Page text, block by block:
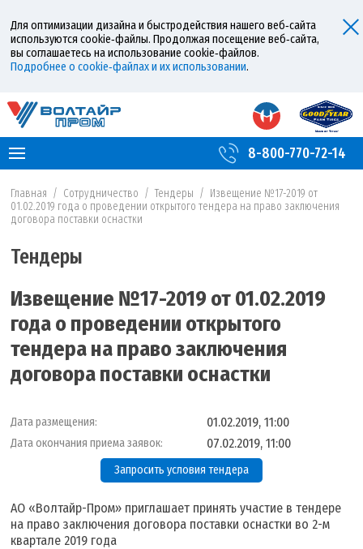
Для оптимизации дизайна и быстродействия нашего веб‑сайта
используются cookie‑файлы. Продолжая посещение веб‑сайта,
вы соглашаетесь на использование cookie‑файлов.
Подробнее о cookie‑файлах и их использовании.
8-800-770-72-14
Главная / Сотрудничество / Тендеры / Извещение №17-2019 от
01.02.2019 года о проведении открытого тендера на право заключения
договора поставки оснастки
Тендеры
Извещение №17-2019 от 01.02.2019
года о проведении открытого
тендера на право заключения
договора поставки оснастки
Дата размещения: 01.02.2019, 11:00
Дата окончания приема заявок: 07.02.2019, 11:00
Запросить условия тендера
АО «Волтайр-Пром» приглашает принять участие в тендере
на право заключения договора поставки оснастки во 2-м
квартале 2019 года